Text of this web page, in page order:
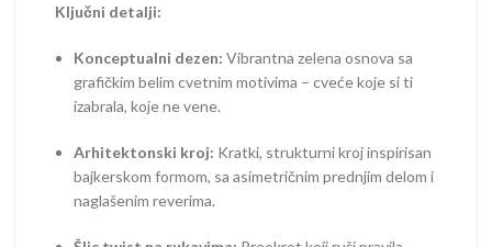
Ključni detalji:
Konceptualni dezen: Vibrantna zelena osnova sa
grafičkim belim cvetnim motivima – cveće koje si ti
izabrala, koje ne vene.
Arhitektonski kroj: Kratki, strukturni kroj inspirisan
bajkerskom formom, sa asimetričnim prednjim delom i
naglašenim reverima.